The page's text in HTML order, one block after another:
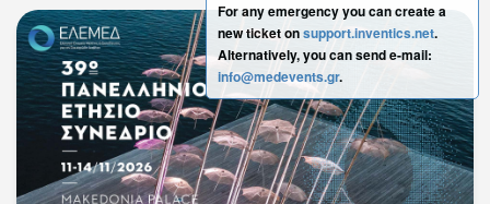
For any emergency you can create a
new ticket onsupport.inventics.net.
Alternatively, you can send e-mail:
info@medevents.gr.